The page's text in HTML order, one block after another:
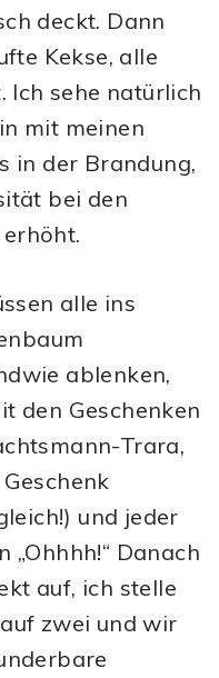
deckt. Dann
Kekse, alle
sehe natürlich
mit meinen
in der Brandung,
bei den
alle ins
ablenken,
den Geschenken
Trara,
und jeder
„Ohhhh!“ Danach
auf, ich stelle
zwei und wir